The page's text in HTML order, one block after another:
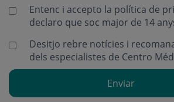
Entenc i accepto la política de
declaro que soc major de 14
Desitjo rebre notícies i
dels especialistes de Centro
Enviar